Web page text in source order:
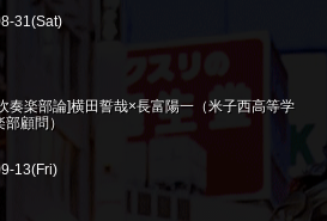
31(Sat)
奏楽部論]横田誓哉×長富陽一（米子西高等学
顧問）
13(Fri)